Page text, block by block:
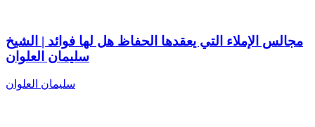
مجالس الإملاء التي يعقدها الحفاظ هل لها فوائد | الشيخ
سليمان العلوان
سليمان العلوان